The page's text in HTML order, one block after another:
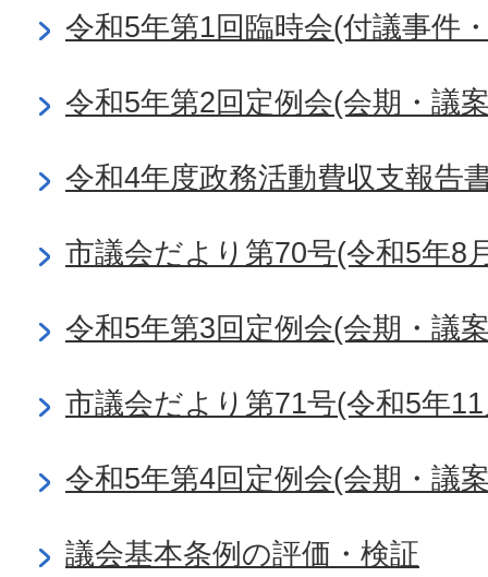
令和5年第1回臨時会(付議事件
令和5年第2回定例会(会期・議
令和4年度政務活動費収支報告
市議会だより第70号(令和5年8
令和5年第3回定例会(会期・議
市議会だより第71号(令和5年
令和5年第4回定例会(会期・議
議会基本条例の評価・検証